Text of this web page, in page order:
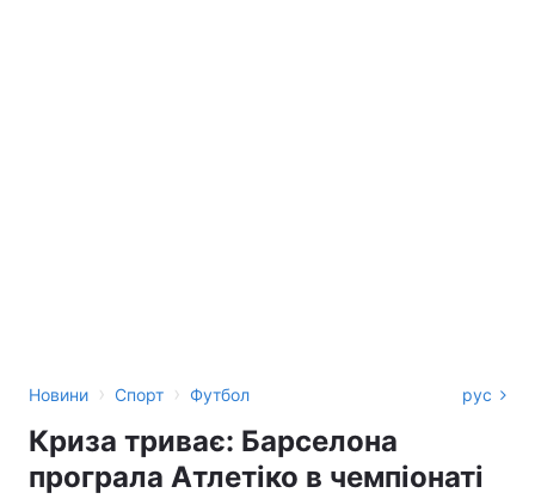
Новини › Спорт › Футбол рус
Криза триває: Барселона
програла Атлетіко в чемпіонаті